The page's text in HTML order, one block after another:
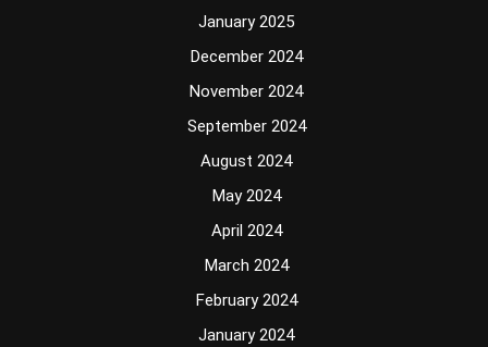
January 2025
December 2024
November 2024
September 2024
August 2024
May 2024
April 2024
March 2024
February 2024
January 2024